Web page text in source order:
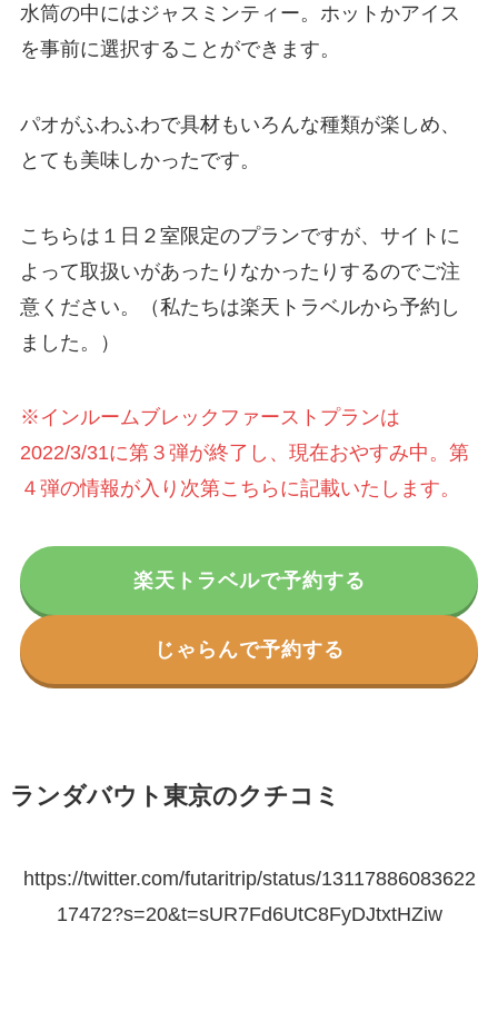
水筒の中にはジャスミンティー。ホットかアイス
を事前に選択することができます。
パオがふわふわで具材もいろんな種類が楽しめ、
とても美味しかったです。
こちらは１日２室限定のプランですが、サイトに
よって取扱いがあったりなかったりするのでご注
意ください。（私たちは楽天トラベルから予約し
ました。）
※インルームブレックファーストプランは
2022/3/31に第３弾が終了し、現在おやすみ中。第
４弾の情報が入り次第こちらに記載いたします。
楽天トラベルで予約する
じゃらんで予約する
ランダバウト東京のクチコミ
https://twitter.com/futaritrip/status/13117886083622
17472?s=20&t=sUR7Fd6UtC8FyDJtxtHZiw